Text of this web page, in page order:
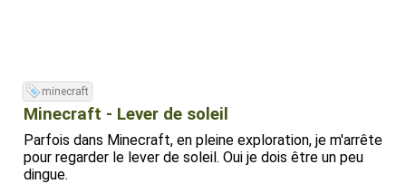
minecraft
Minecraft - Lever de soleil
Parfois dans Minecraft, en pleine exploration, je m'arrête
pour regarder le lever de soleil. Oui je dois être un peu
dingue.